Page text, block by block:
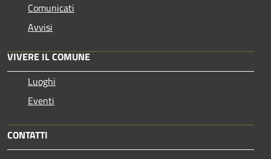
Comunicati
Avvisi
VIVERE IL COMUNE
Luoghi
Eventi
CONTATTI